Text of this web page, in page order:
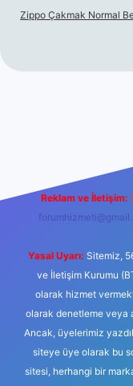
Zippo Çakmak Normal
Reklam ve İletişim:
Yasal Uyarı: Sitemiz,
ve İletişim Kurumu
olarak hizmet
olarak denetleme veya
Ancak, üyelerimiz
siteye üye olarak bu
sitesi, herhangi bir